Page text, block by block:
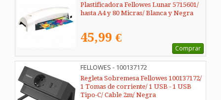
Plastificadora Fellowes Lunar 5715601/
hasta A4 y 80 Micras/ Blanca y Negra
45,99 €
Comprar
FELLOWES - 100137172
Regleta Sobremesa Fellowes 100137172/
1 Tomas de corriente/ 1 USB - 1 USB
Tipo-C/ Cable 2m/ Negra